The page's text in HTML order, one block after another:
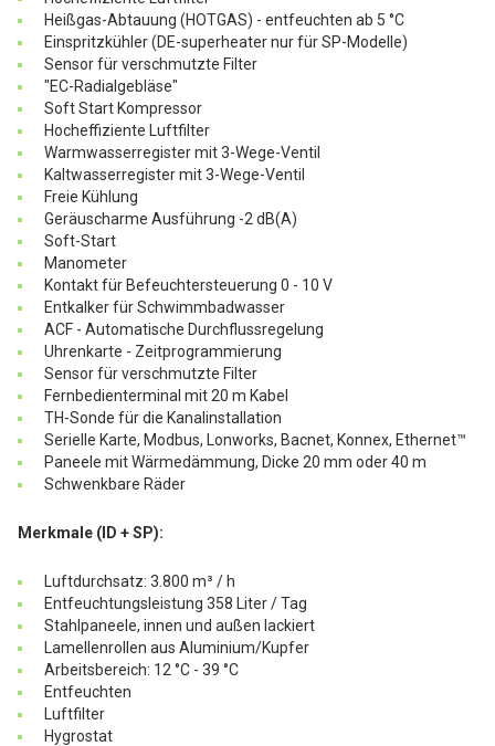
Heißgas-Abtauung (HOTGAS) - entfeuchten ab 5 °C
Einspritzkühler (DE-superheater nur für SP-Modelle)
Sensor für verschmutzte Filter
"EC-Radialgebläse"
Soft Start Kompressor
Hocheffiziente Luftfilter
Warmwasserregister mit 3-Wege-Ventil
Kaltwasserregister mit 3-Wege-Ventil
Freie Kühlung
Geräuscharme Ausführung -2 dB(A)
Soft-Start
Manometer
Kontakt für Befeuchtersteuerung 0 - 10 V
Entkalker für Schwimmbadwasser
ACF - Automatische Durchflussregelung
Uhrenkarte - Zeitprogrammierung
Sensor für verschmutzte Filter
Fernbedienterminal mit 20 m Kabel
TH-Sonde für die Kanalinstallation
Serielle Karte, Modbus, Lonworks, Bacnet, Konnex, Ethernet™
Paneele mit Wärmedämmung, Dicke 20 mm oder 40 m
Schwenkbare Räder
Merkmale (ID + SP):
Luftdurchsatz: 3.800 m³ / h
Entfeuchtungsleistung 358 Liter / Tag
Stahlpaneele, innen und außen lackiert
Lamellenrollen aus Aluminium/Kupfer
Arbeitsbereich: 12 °C - 39 °C
Entfeuchten
Luftfilter
Hygrostat